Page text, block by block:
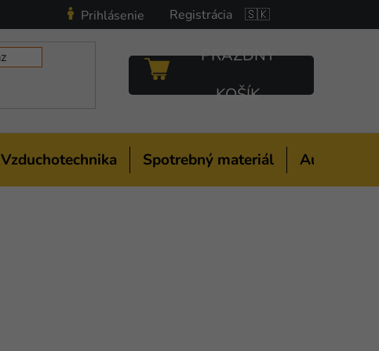
Prihlásenie Registrácia 🇸🇰
NÁKUPNÝ
KOŠÍK
PRÁZDNY
KOŠÍK
Vzduchotechnika Spotrebný materiál Auto-moto